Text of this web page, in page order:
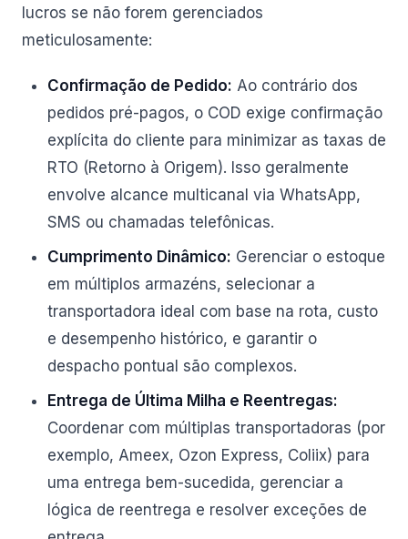
lucros se não forem gerenciados
meticulosamente:
Confirmação de Pedido: Ao contrário dos
pedidos pré-pagos, o COD exige confirmação
explícita do cliente para minimizar as taxas de
RTO (Retorno à Origem). Isso geralmente
envolve alcance multicanal via WhatsApp,
SMS ou chamadas telefônicas.
Cumprimento Dinâmico: Gerenciar o estoque
em múltiplos armazéns, selecionar a
transportadora ideal com base na rota, custo
e desempenho histórico, e garantir o
despacho pontual são complexos.
Entrega de Última Milha e Reentregas:
Coordenar com múltiplas transportadoras (por
exemplo, Ameex, Ozon Express, Coliix) para
uma entrega bem-sucedida, gerenciar a
lógica de reentrega e resolver exceções de